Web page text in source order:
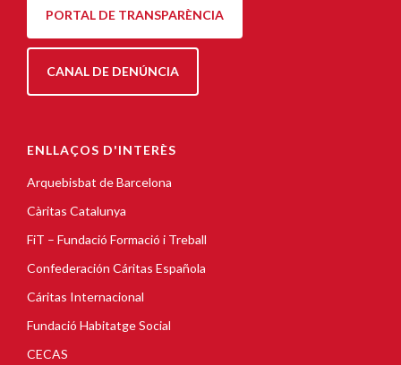
PORTAL DE TRANSPARÈNCIA
CANAL DE DENÚNCIA
ENLLAÇOS D'INTERÈS
Arquebisbat de Barcelona
Càritas Catalunya
FiT – Fundació Formació i Treball
Confederación Cáritas Española
Cáritas Internacional
Fundació Habitatge Social
CECAS